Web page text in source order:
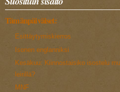
Tämänpäiväiset:
Esittäytymiskierros
Isonen englanniksi
Kesäkuu: Kiinnostaisiko isostelu
leirillä?
MNF